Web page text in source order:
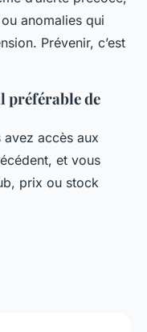
anomalies qui
Prévenir, c’est
préférable de
accès aux
et vous
prix ou stock